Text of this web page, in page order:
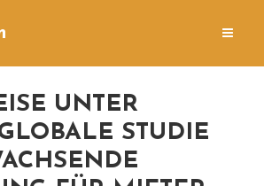
UNTER
STUDIE